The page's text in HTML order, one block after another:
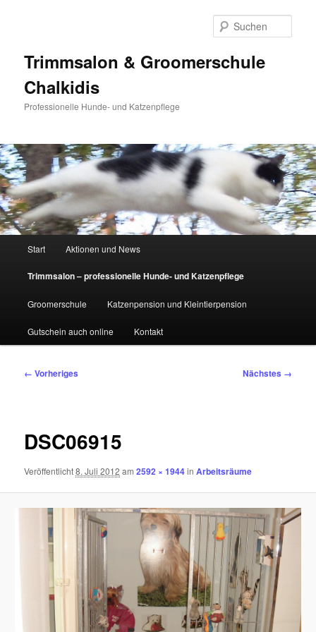
Trimmsalon & Groomerschule
Chalkidis
Professionelle Hunde- und Katzenpflege
Start Aktionen und News
Trimmsalon – professionelle Hunde- und Katzenpflege
Groomerschule Katzenpension und Kleintierpension
Gutschein auch online Kontakt
Bilder-
← Vorheriges Nächstes →
DSC06915
Veröffentlicht8. Juli 2012 am2592 × 1944inArbeitsräume